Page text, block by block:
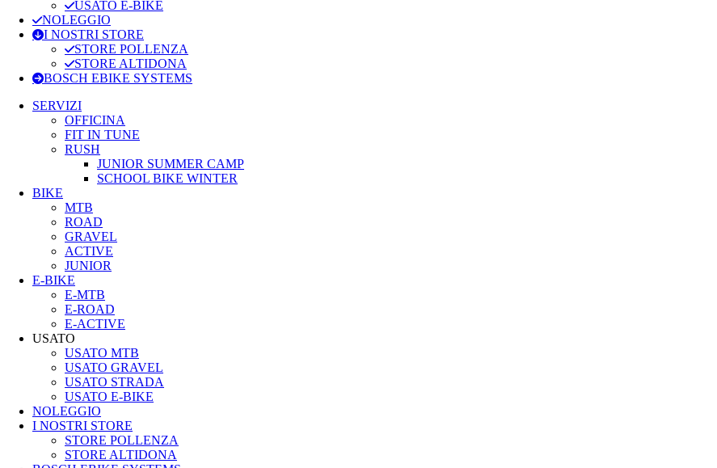
USATO E-BIKE
NOLEGGIO
I NOSTRI STORE
STORE POLLENZA
STORE ALTIDONA
BOSCH EBIKE SYSTEMS
SERVIZI
OFFICINA
FIT IN TUNE
RUSH
JUNIOR SUMMER CAMP
SCHOOL BIKE WINTER
BIKE
MTB
ROAD
GRAVEL
ACTIVE
JUNIOR
E-BIKE
E-MTB
E-ROAD
E-ACTIVE
USATO
USATO MTB
USATO GRAVEL
USATO STRADA
USATO E-BIKE
NOLEGGIO
I NOSTRI STORE
STORE POLLENZA
STORE ALTIDONA